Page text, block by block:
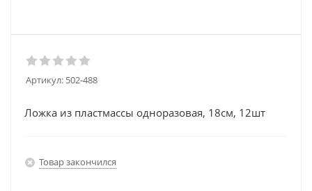
Артикул: 502-488
Ложка из пластмассы одноразовая, 18см, 12шт
Товар закончился